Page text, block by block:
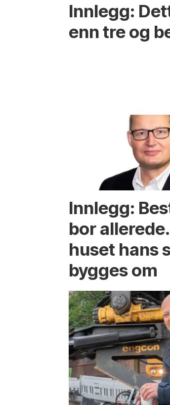
Innlegg:
enn tre og
Innlegg:
bor
huset hans
bygges om